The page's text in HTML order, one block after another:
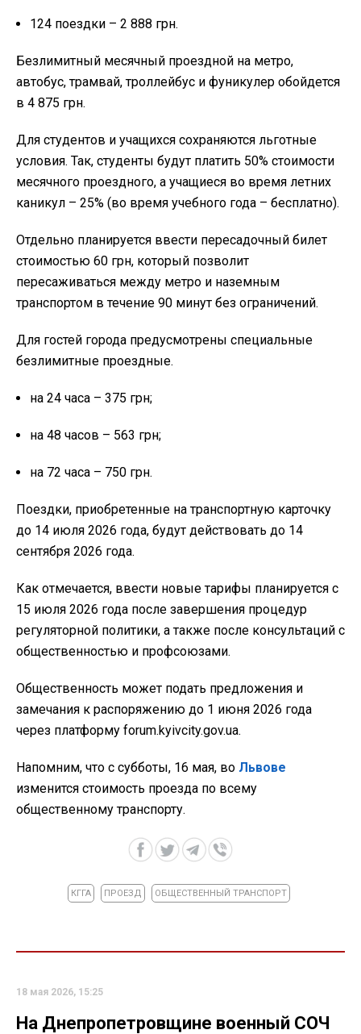
124 поездки – 2 888 грн.
Безлимитный месячный проездной на метро,
автобус, трамвай, троллейбус и фуникулер обойдется
в 4 875 грн.
Для студентов и учащихся сохраняются льготные
условия. Так, студенты будут платить 50% стоимости
месячного проездного, а учащиеся во время летних
каникул – 25% (во время учебного года – бесплатно).
Отдельно планируется ввести пересадочный билет
стоимостью 60 грн, который позволит
пересаживаться между метро и наземным
транспортом в течение 90 минут без ограничений.
Для гостей города предусмотрены специальные
безлимитные проездные.
на 24 часа – 375 грн;
на 48 часов – 563 грн;
на 72 часа – 750 грн.
Поездки, приобретенные на транспортную карточку
до 14 июля 2026 года, будут действовать до 14
сентября 2026 года.
Как отмечается, ввести новые тарифы планируется с
15 июля 2026 года после завершения процедур
регуляторной политики, а также после консультаций с
общественностью и профсоюзами.
Общественность может подать предложения и
замечания к распоряжению до 1 июня 2026 года
через платформу forum.kyivcity.gov.ua.
Напомним, что с субботы, 16 мая, во Львове
изменится стоимость проезда по всему
общественному транспорту.
КГГА ПРОЕЗД ОБЩЕСТВЕННЫЙ ТРАНСПОРТ
18 мая 2026, 15:25
На Днепропетровщине военный СОЧ